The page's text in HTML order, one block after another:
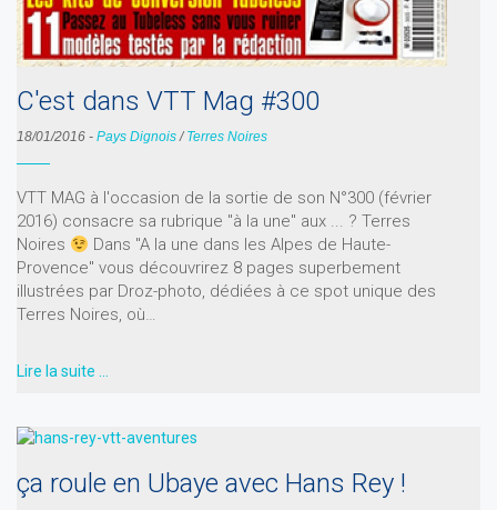
C'est dans VTT Mag #300
18/01/2016 - Pays Dignois/ Terres Noires
VTT MAG à l'occasion de la sortie de son N°300 (février
2016) consacre sa rubrique "à la une" aux ... ? Terres
Noires
Dans "A la une dans les Alpes de Haute-
Provence" vous découvrirez 8 pages superbement
illustrées par Droz-photo, dédiées à ce spot unique des
Terres Noires, où…
Lire la suite …
ça roule en Ubaye avec Hans Rey !